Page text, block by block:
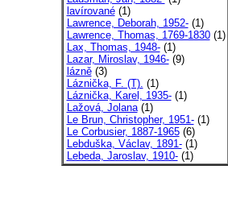
lavírované(1)
Lawrence, Deborah, 1952-(1)
Lawrence, Thomas, 1769-1830(1)
Lax, Thomas, 1948-(1)
Lazar, Miroslav, 1946-(9)
lázně(3)
Láznička, F. (T). (1)
Láznička, Karel, 1935-(1)
Lažová, Jolana(1)
Le Brun, Christopher, 1951-(1)
Le Corbusier, 1887-1965(6)
Lebduška, Václav, 1891-(1)
Lebeda, Jaroslav, 1910-(1)